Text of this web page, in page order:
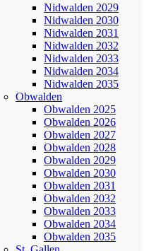
Nidwalden 2029
Nidwalden 2030
Nidwalden 2031
Nidwalden 2032
Nidwalden 2033
Nidwalden 2034
Nidwalden 2035
Obwalden
Obwalden 2025
Obwalden 2026
Obwalden 2027
Obwalden 2028
Obwalden 2029
Obwalden 2030
Obwalden 2031
Obwalden 2032
Obwalden 2033
Obwalden 2034
Obwalden 2035